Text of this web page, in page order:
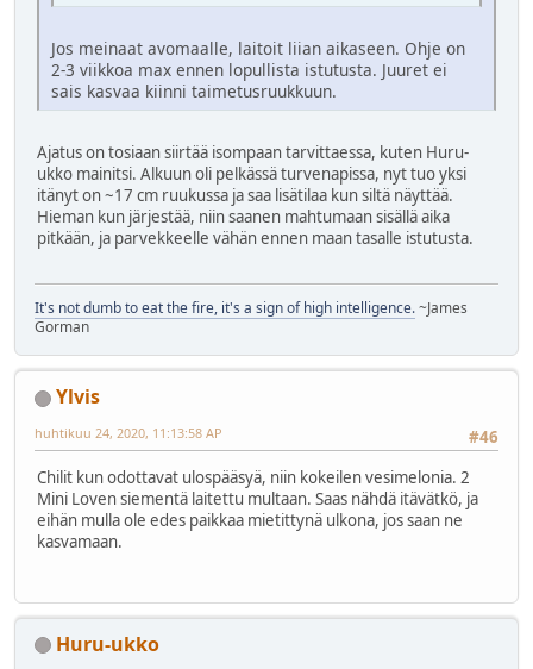
Jos meinaat avomaalle, laitoit liian aikaseen. Ohje on
2-3 viikkoa max ennen lopullista istutusta. Juuret ei
sais kasvaa kiinni taimetusruukkuun.
Ajatus on tosiaan siirtää isompaan tarvittaessa, kuten Huru-
ukko mainitsi. Alkuun oli pelkässä turvenapissa, nyt tuo yksi
itänyt on ~17 cm ruukussa ja saa lisätilaa kun siltä näyttää.
Hieman kun järjestää, niin saanen mahtumaan sisällä aika
pitkään, ja parvekkeelle vähän ennen maan tasalle istutusta.
It's not dumb to eat the fire, it's a sign of high intelligence.~James
Gorman
Ylvis
#46
huhtikuu 24, 2020, 11:13:58 AP
Chilit kun odottavat ulospääsyä, niin kokeilen vesimelonia. 2
Mini Loven siementä laitettu multaan. Saas nähdä itävätkö, ja
eihän mulla ole edes paikkaa mietittynä ulkona, jos saan ne
kasvamaan.
Huru-ukko